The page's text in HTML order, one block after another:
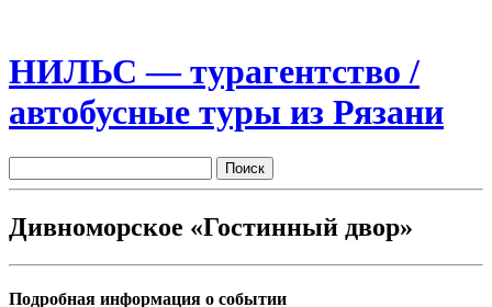
НИЛЬС — турагентство /
автобусные туры из Рязани
Дивноморское «Гостинный двор»
Подробная информация о событии